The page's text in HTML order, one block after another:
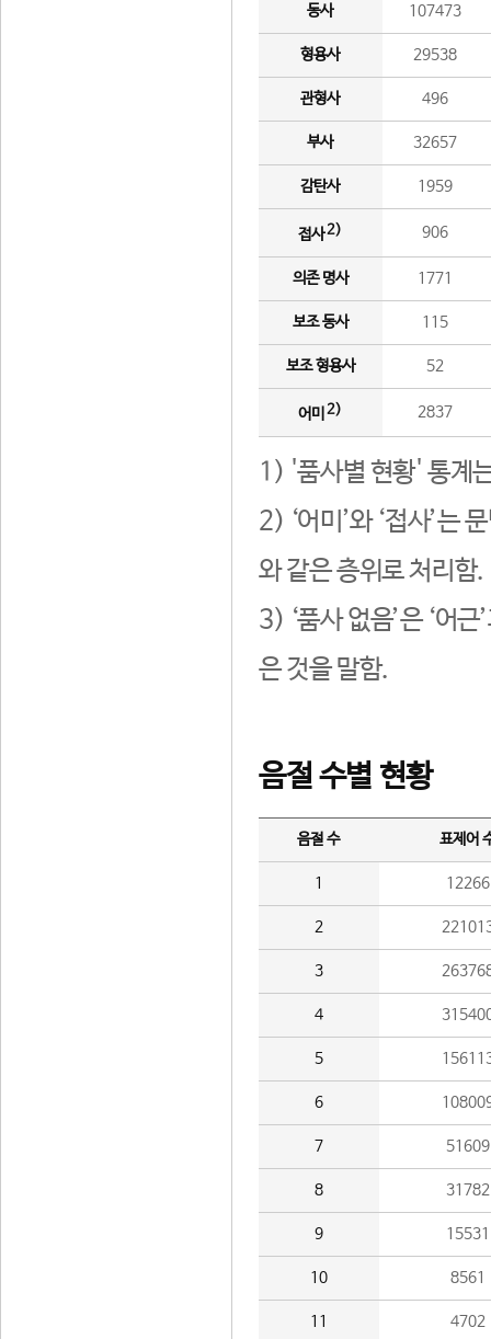
동사 107473
형용사 29538
관형사 496
부사 32657
감탄사 1959
접사2) 906
의존 명사 1771
보조 동사 115
보조 형용사 52
어미 2) 2837
1) '품사별 현황' 통계
2) ‘어미’와 ‘접사’는
와 같은 층위로 처리함.
3) ‘품사 없음’은 ‘어
은 것을 말함.
음절 수별 현황
음절 수 표제어
1 12266
2
3
4
5
6
7 51609
8 31782
9 15531
10 8561
11 4702